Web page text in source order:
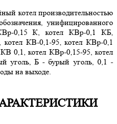
котел производительностью
унифицированного
0,15 К, котел КВр-0,1 КБ,
котел КВ-0,1-95, котел КВр-0,1
0,1, котел КВр-0,15-95, котел
уголь, Б - бурый уголь, 0,1 -
на выходе.